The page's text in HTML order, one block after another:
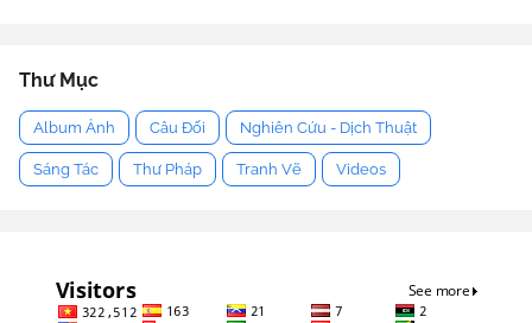
Thư Mục
Album Ảnh Câu Đối Nghiên Cứu - Dịch Thuật
Sáng Tác Thư Pháp Tranh Vẽ Videos